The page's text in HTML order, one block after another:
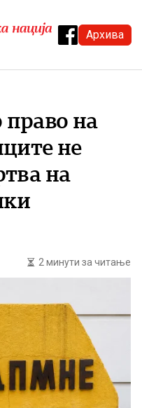
Архива
на
не
на
2 минути за читање